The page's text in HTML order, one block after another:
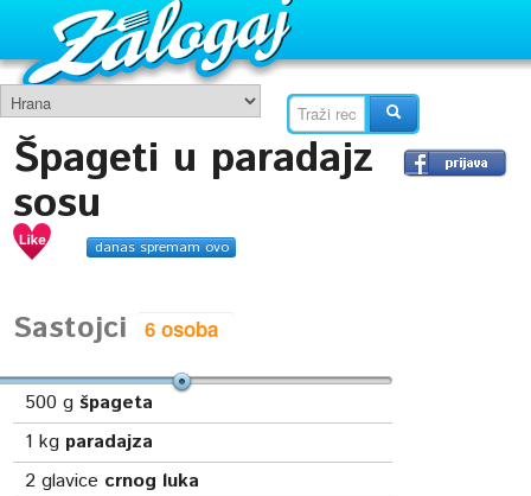
Špageti u paradajz
sosu
danas spremam ovo
Sastojci
500 gšpageta
1 kg paradajza
2 glavice crnog luka